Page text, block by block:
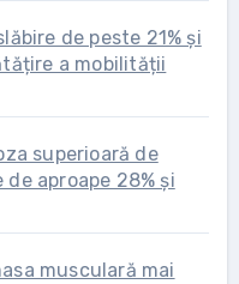
de peste 21% și
a mobilității
superioară de
aproape 28% și
musculară mai